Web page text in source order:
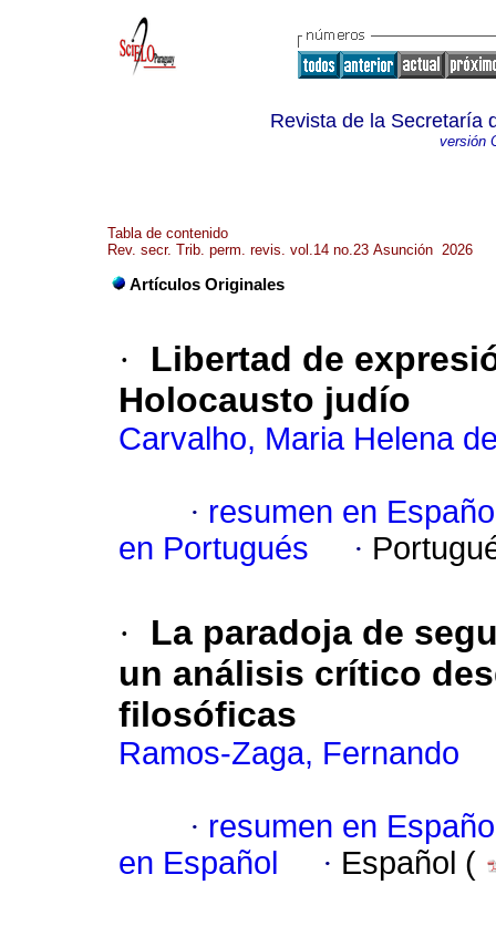
Revista de la Secretaría
versión
Tabla de contenido
Rev. secr. Trib. perm. revis. vol.14 no.23 Asunción 2026
Artículos Originales
·
Libertad de
Holocausto judío
Carvalho, Maria Helena
· resumen en
en Portugués
·
·
La paradoja de
un análisis crítico
filosóficas
Ramos-Zaga, Fernando
· resumen en
en Español
· Español (